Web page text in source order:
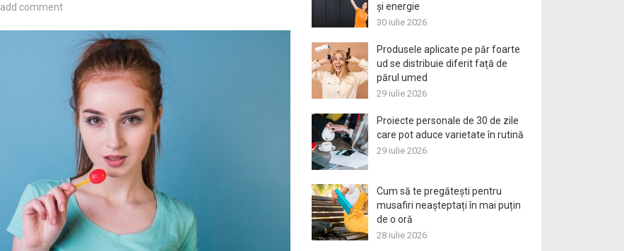
add comment
și energie
30 iulie 2026
Produsele aplicate pe păr foarte
ud se distribuie diferit față de
părul umed
29 iulie 2026
Proiecte personale de 30 de zile
care pot aduce varietate în rutină
29 iulie 2026
Cum să te pregătești pentru
musafiri neașteptați în mai puțin
de o oră
28 iulie 2026